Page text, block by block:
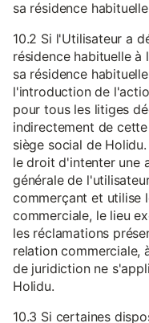
sa résidence
10.2 Si l'Utilisateur a
résidence habituelle à
sa résidence
l'introduction de
pour tous les litiges
indirectement de
siège social de
le droit d'intenter une
générale de
commerçant et utilise
commerciale, le lieu
les réclamations
relation commerciale,
de juridiction ne
Holidu.
10.3 Si certaines